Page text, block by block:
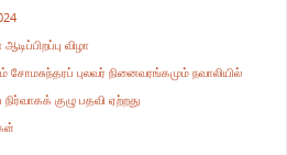
விழா
சோமசுந்தரப் புலவர் நினைவரங்கமும் நவாலியில்
குழு பதவி ஏற்றது